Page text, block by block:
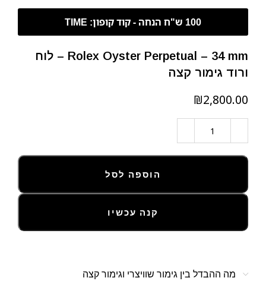
Rolex Oyster Perpetual – 34 mm – לוח
ורוד גימור קצה
₪
הוספה לסל
קנה עכשיו
מה ההבדל בין גימור שוויצרי וגימור קצה